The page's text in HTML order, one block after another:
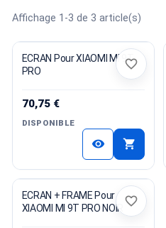
Affichage 1-3 de 3 article(s)
ECRAN Pour XIAOMI MI 9T
PRO
70,75 €
DISPONIBLE
visibility shopping_cart
favorite_border
ECRAN + FRAME Pour
XIAOMI MI 9T PRO NOIR favorite_border